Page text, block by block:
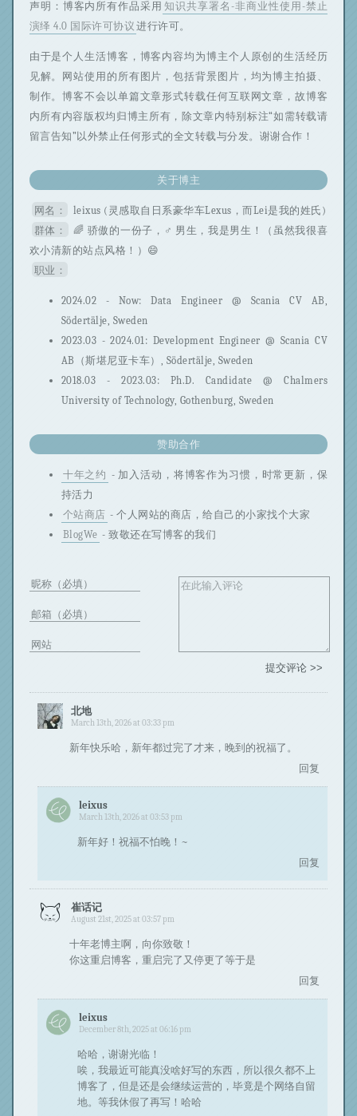
声明：博客内所有作品采用 知识共享署名-非商业性使用-禁止
演绎 4.0 国际许可协议 进行许可。
由于是个人生活博客，博客内容均为博主个人原创的生活经历
见解。网站使用的所有图片，包括背景图片，均为博主拍摄、
制作。博客不会以单篇文章形式转载任何互联网文章，故博客
内所有内容版权均归博主所有，除文章内特别标注“如需转载请
留言告知”以外禁止任何形式的全文转载与分发。谢谢合作！
关于博主
网名：
leixus (灵感取自日系豪华车Lexus，而Lei是我的姓氏)
群体：
🌈 骄傲的一份子，♂ 男生，我是男生！（虽然我很喜
欢小清新的站点风格！）😄
职业：
2024.02 - Now: Data Engineer @ Scania CV AB,
Södertälje, Sweden
2023.03 - 2024.01: Development Engineer @ Scania CV
AB（斯堪尼亚卡车）, Södertälje, Sweden
2018.03 - 2023.03: Ph.D. Candidate @ Chalmers
University of Technology, Gothenburg, Sweden
赞助合作
十年之约 - 加入活动，将博客作为习惯，时常更新，保
持活力
个站商店 - 个人网站的商店，给自己的小家找个大家
BlogWe - 致敬还在写博客的我们
提交评论 >>
北地
March 13th, 2026 at 03:33 pm
新年快乐哈，新年都过完了才来，晚到的祝福了。
回复
leixus
March 13th, 2026 at 03:53 pm
新年好！祝福不怕晚！~
回复
崔话记
August 21st, 2025 at 03:57 pm
十年老博主啊，向你致敬！
你这重启博客，重启完了又停更了等于是
回复
leixus
December 8th, 2025 at 06:16 pm
哈哈，谢谢光临！
唉，我最近可能真没啥好写的东西，所以很久都不上
博客了，但是还是会继续运营的，毕竟是个网络自留
地。等我休假了再写！哈哈